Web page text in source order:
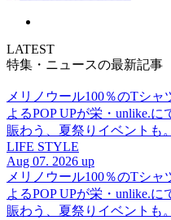
LATEST
特集・ニュースの最新記事
メリノウール100％のTシ
よるPOP UPが栄・unlike.
賑わう、夏祭りイベントも。
LIFE STYLE
Aug 07. 2026 up
メリノウール100％のTシ
よるPOP UPが栄・unlike.
賑わう、夏祭りイベントも。